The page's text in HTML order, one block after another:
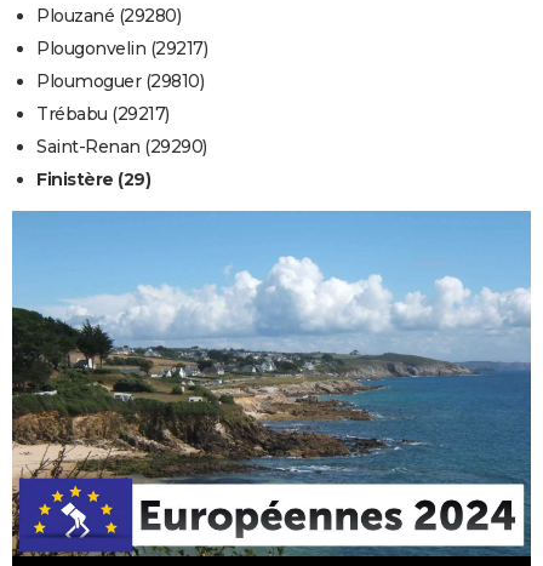
Plouzané (29280)
Plougonvelin (29217)
Ploumoguer (29810)
Trébabu (29217)
Saint-Renan (29290)
Finistère (29)